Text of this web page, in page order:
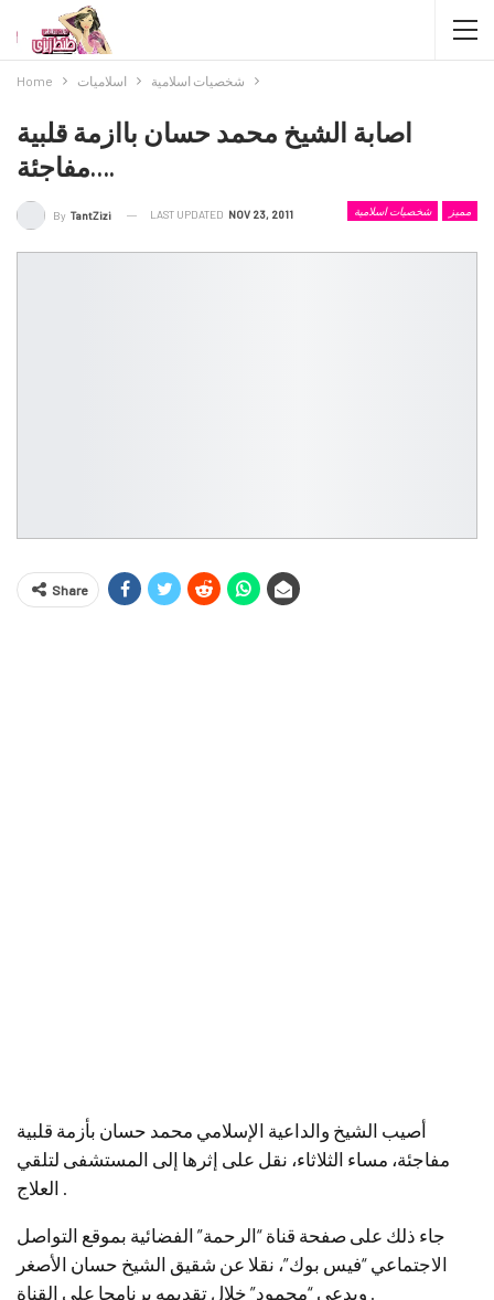
Home اسلاميات شخصيات اسلامية
اصابة الشيخ محمد حسان باازمة قلبية
مفاجئة….
شخصيات اسلامية مميز By TantZizi LAST UPDATED NOV 23, 2011
Share
أصيب الشيخ والداعية الإسلامي محمد حسان بأزمة قلبية
مفاجئة، مساء الثلاثاء، نقل على إثرها إلى المستشفى لتلقي
جاء ذلك على صفحة قناة “الرحمة” الفضائية بموقع التواصل
الاجتماعي “فيس بوك”، نقلا عن شقيق الشيخ حسان الأصغر